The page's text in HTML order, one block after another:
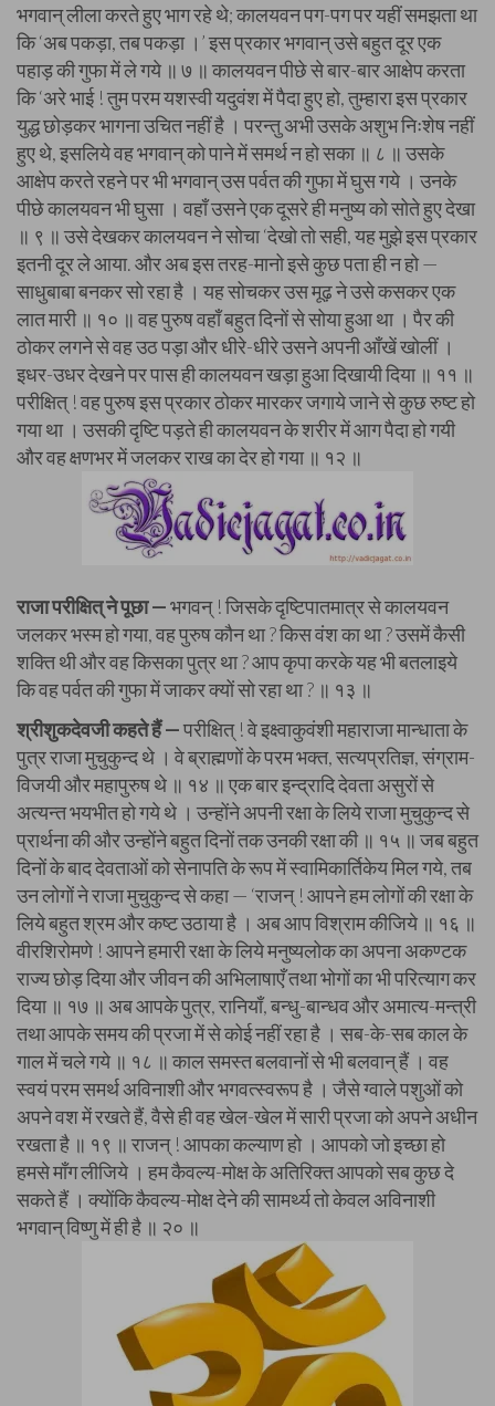
भगवान् लीला करते हुए भाग रहे थे; कालयवन पग-पग पर यहीं समझता था
कि ‘अब पकड़ा, तब पकड़ा ।’ इस प्रकार भगवान् उसे बहुत दूर एक
पहाड़ की गुफा में ले गये ॥ ७ ॥ कालयवन पीछे से बार-बार आक्षेप करता
कि ‘अरे भाई ! तुम परम यशस्वी यदुवंश में पैदा हुए हो, तुम्हारा इस प्रकार
युद्ध छोड़कर भागना उचित नहीं है । परन्तु अभी उसके अशुभ निःशेष नहीं
हुए थे, इसलिये वह भगवान् को पाने में समर्थ न हो सका ॥ ८ ॥ उसके
आक्षेप करते रहने पर भी भगवान् उस पर्वत की गुफा में घुस गये । उनके
पीछे कालयवन भी घुसा । वहाँ उसने एक दूसरे ही मनुष्य को सोते हुए देखा
॥ ९ ॥ उसे देखकर कालयवन ने सोचा ‘देखो तो सही, यह मुझे इस प्रकार
इतनी दूर ले आया. और अब इस तरह-मानो इसे कुछ पता ही न हो —
साधुबाबा बनकर सो रहा है । यह सोचकर उस मूढ़ ने उसे कसकर एक
लात मारी ॥ १० ॥ वह पुरुष वहाँ बहुत दिनों से सोया हुआ था । पैर की
ठोकर लगने से वह उठ पड़ा और धीरे-धीरे उसने अपनी आँखें खोलीं ।
इधर-उधर देखने पर पास ही कालयवन खड़ा हुआ दिखायी दिया ॥ ११ ॥
परीक्षित् ! वह पुरुष इस प्रकार ठोकर मारकर जगाये जाने से कुछ रुष्ट हो
गया था । उसकी दृष्टि पड़ते ही कालयवन के शरीर में आग पैदा हो गयी
और वह क्षणभर में जलकर राख का देर हो गया ॥ १२ ॥
राजा परीक्षित् ने पूछा —भगवन् ! जिसके दृष्टिपातमात्र से कालयवन
जलकर भस्म हो गया, वह पुरुष कौन था ? किस वंश का था ? उसमें कैसी
शक्ति थी और वह किसका पुत्र था ? आप कृपा करके यह भी बतलाइये
कि वह पर्वत की गुफा में जाकर क्यों सो रहा था ? ॥ १३ ॥
श्रीशुकदेवजी कहते हैं —परीक्षित् ! वे इक्ष्वाकुवंशी महाराजा मान्धाता के
पुत्र राजा मुचुकुन्द थे । वे ब्राह्मणों के परम भक्त, सत्यप्रतिज्ञ, संग्राम-
विजयी और महापुरुष थे ॥ १४ ॥ एक बार इन्द्रादि देवता असुरों से
अत्यन्त भयभीत हो गये थे । उन्होंने अपनी रक्षा के लिये राजा मुचुकुन्द से
प्रार्थना की और उन्होंने बहुत दिनों तक उनकी रक्षा की ॥ १५ ॥ जब बहुत
दिनों के बाद देवताओं को सेनापति के रूप में स्वामिकार्तिकेय मिल गये, तब
उन लोगों ने राजा मुचुकुन्द से कहा — ‘राजन् ! आपने हम लोगों की रक्षा के
लिये बहुत श्रम और कष्ट उठाया है । अब आप विश्राम कीजिये ॥ १६ ॥
वीरशिरोमणे ! आपने हमारी रक्षा के लिये मनुष्यलोक का अपना अकण्टक
राज्य छोड़ दिया और जीवन की अभिलाषाएँ तथा भोगों का भी परित्याग कर
दिया ॥ १७ ॥ अब आपके पुत्र, रानियाँ, बन्धु-बान्धव और अमात्य-मन्त्री
तथा आपके समय की प्रजा में से कोई नहीं रहा है । सब-के-सब काल के
गाल में चले गये ॥ १८ ॥ काल समस्त बलवानों से भी बलवान् हैं । वह
स्वयं परम समर्थ अविनाशी और भगवत्स्वरूप है । जैसे ग्वाले पशुओं को
अपने वश में रखते हैं, वैसे ही वह खेल-खेल में सारी प्रजा को अपने अधीन
रखता है ॥ १९ ॥ राजन् ! आपका कल्याण हो । आपको जो इच्छा हो
हमसे माँग लीजिये । हम कैवल्य-मोक्ष के अतिरिक्त आपको सब कुछ दे
सकते हैं । क्योंकि कैवल्य-मोक्ष देने की सामर्थ्य तो केवल अविनाशी
भगवान् विष्णु में ही है ॥ २० ॥